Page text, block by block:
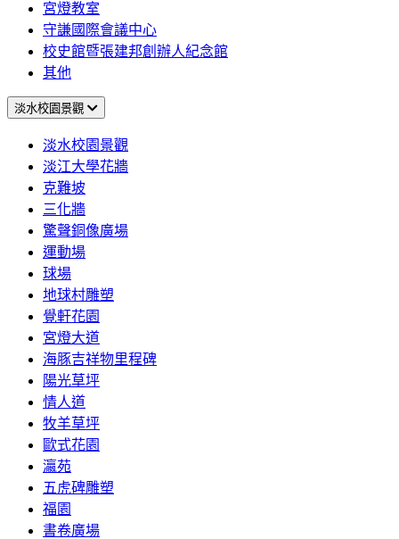
宮燈教室
守謙國際會議中心
校史館暨張建邦創辦人紀念館
其他
淡水校園景觀
淡水校園景觀
淡江大學花牆
克難坡
三化牆
驚聲銅像廣場
運動場
球場
地球村雕塑
覺軒花園
宮燈大道
海豚吉祥物里程碑
陽光草坪
情人道
牧羊草坪
歐式花園
瀛苑
五虎碑雕塑
福園
書卷廣場